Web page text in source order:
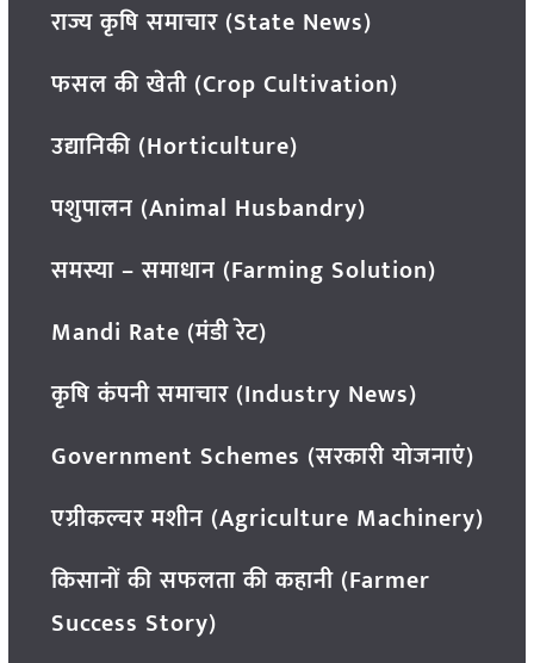
राज्य कृषि समाचार (State News)
फसल की खेती (Crop Cultivation)
उद्यानिकी (Horticulture)
पशुपालन (Animal Husbandry)
समस्या – समाधान (Farming Solution)
Mandi Rate (मंडी रेट)
कृषि कंपनी समाचार (Industry News)
Government Schemes (सरकारी योजनाएं)
एग्रीकल्चर मशीन (Agriculture Machinery)
किसानों की सफलता की कहानी (Farmer
Success Story)